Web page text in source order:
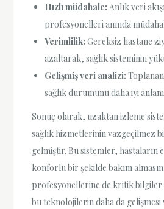
Hızlı müdahale: Anlık veri
profesyonelleri anında
Verimlilik: Gereksiz hastane
azaltarak, sağlık sisteminin
Gelişmiş veri analizi:
sağlık durumunu daha iyi
Sonuç olarak, uzaktan izleme
sağlık hizmetlerinin vazgeçilmez
gelmiştir. Bu sistemler, hastaların
konforlu bir şekilde bakım
profesyonellerine de kritik bilgiler
bu teknolojilerin daha da gelişmesi